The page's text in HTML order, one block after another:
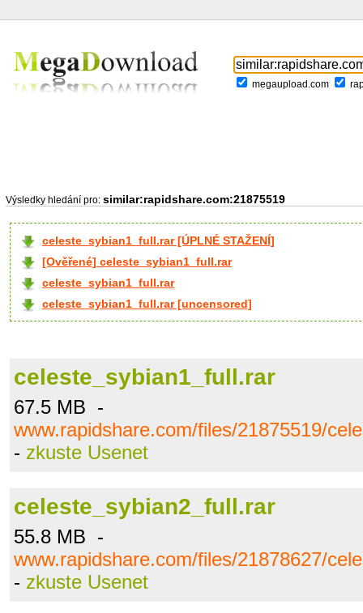
megaupload.com
Výsledky hledání pro: similar:rapidshare.com:21875519
celeste_sybian1_full.rar [ÚPLNÉ STAŽENÍ]
[Ověřené] celeste_sybian1_full.rar
celeste_sybian1_full.rar
celeste_sybian1_full.rar [uncensored]
celeste_sybian1_full.rar
67.5 MB -
www.rapidshare.com/files/21875519/
- zkuste Usenet
celeste_sybian2_full.rar
55.8 MB -
www.rapidshare.com/files/21878627/
- zkuste Usenet